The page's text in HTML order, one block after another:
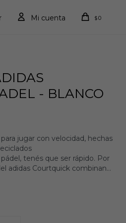
$0
- BLANCO
jugar con velocidad, hechas
tenés que ser rápido. Por
adidas Courtquick combinan
Slingframe
La combinación de una